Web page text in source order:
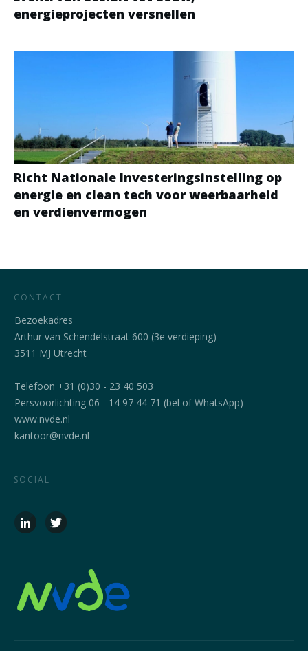
energieprojecten versnellen
Richt Nationale Investeringsinstelling op
energie en clean tech voor weerbaarheid
en verdienvermogen
CONTACT
Bezoekadres
Arthur van Schendelstraat 600 (3e verdieping)
3511 MJ Utrecht
Telefoon +31 (0)30 - 23 40 503
Persvoorlichting 06 - 14 97 44 71 (bel of WhatsApp)
www.nvde.nl
kantoor@nvde.nl
SOCIAL